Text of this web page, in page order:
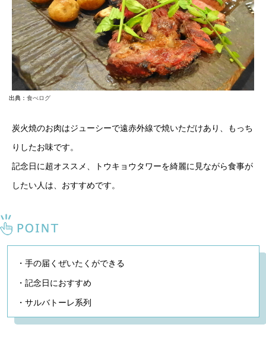
出典： 食べログ
炭火焼のお肉はジューシーで遠赤外線で焼いただけあり、もっち
りしたお味です。
記念日に超オススメ、トウキョウタワーを綺麗に見ながら食事が
したい人は、おすすめです。
・手の届くぜいたくができる
・記念日におすすめ
・サルバトーレ系列